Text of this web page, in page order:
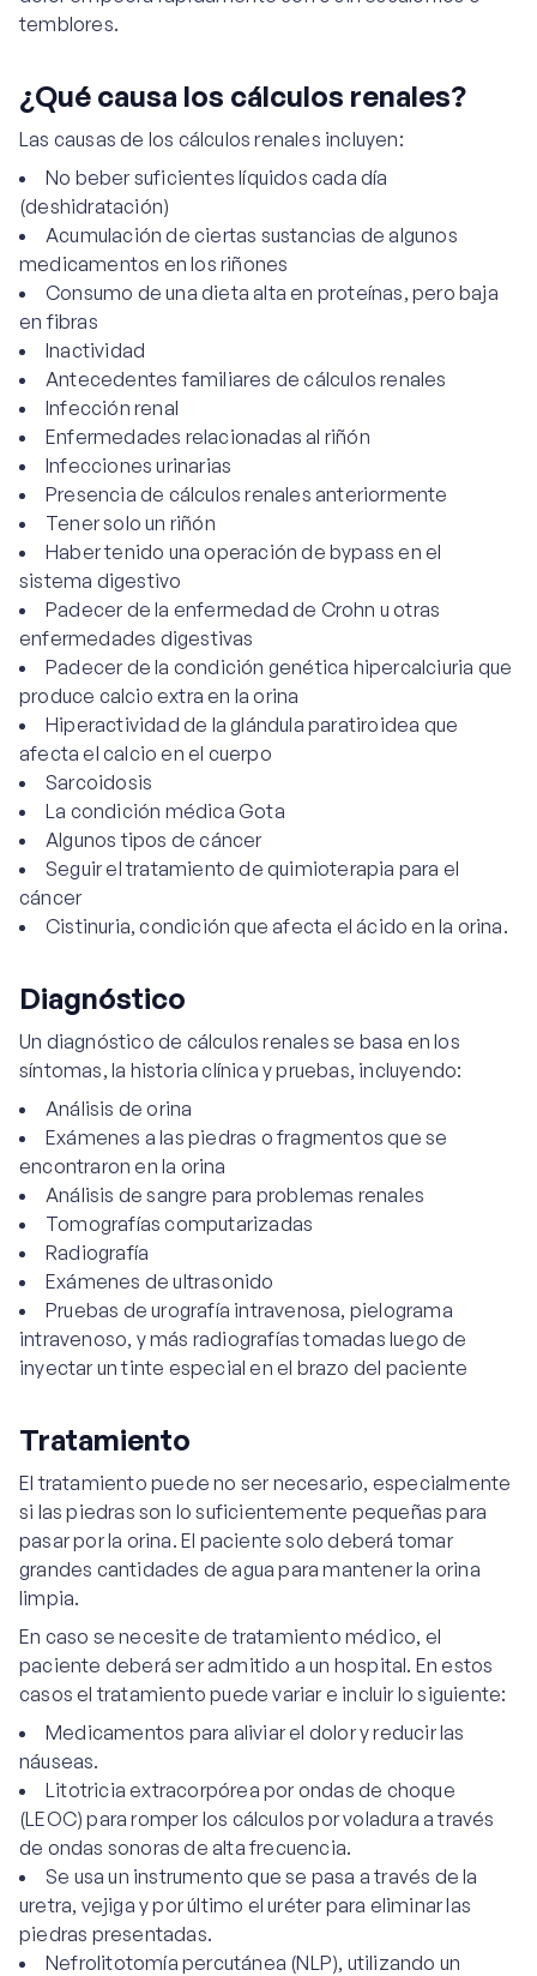
temblores.
¿Qué causa los cálculos renales?
Las causas de los cálculos renales incluyen:
No beber suficientes líquidos cada día
(deshidratación)
Acumulación de ciertas sustancias de algunos
medicamentos en los riñones
Consumo de una dieta alta en proteínas, pero baja
en fibras
Inactividad
Antecedentes familiares de cálculos renales
Infección renal
Enfermedades relacionadas al riñón
Infecciones urinarias
Presencia de cálculos renales anteriormente
Tener solo un riñón
Haber tenido una operación de bypass en el
sistema digestivo
Padecer de la enfermedad de Crohn u otras
enfermedades digestivas
Padecer de la condición genética hipercalciuria que
produce calcio extra en la orina
Hiperactividad de la glándula paratiroidea que
afecta el calcio en el cuerpo
Sarcoidosis
La condición médica Gota
Algunos tipos de cáncer
Seguir el tratamiento de quimioterapia para el
cáncer
Cistinuria, condición que afecta el ácido en la orina.
Diagnóstico
Un diagnóstico de cálculos renales se basa en los
síntomas, la historia clínica y pruebas, incluyendo:
Análisis de orina
Exámenes a las piedras o fragmentos que se
encontraron en la orina
Análisis de sangre para problemas renales
Tomografías computarizadas
Radiografía
Exámenes de ultrasonido
Pruebas de urografía intravenosa, pielograma
intravenoso, y más radiografías tomadas luego de
inyectar un tinte especial en el brazo del paciente
Tratamiento
El tratamiento puede no ser necesario, especialmente
si las piedras son lo suficientemente pequeñas para
pasar por la orina. El paciente solo deberá tomar
grandes cantidades de agua para mantener la orina
limpia.
En caso se necesite de tratamiento médico, el
paciente deberá ser admitido a un hospital. En estos
casos el tratamiento puede variar e incluir lo siguiente:
Medicamentos para aliviar el dolor y reducir las
náuseas.
Litotricia extracorpórea por ondas de choque
(LEOC) para romper los cálculos por voladura a través
de ondas sonoras de alta frecuencia.
Se usa un instrumento que se pasa a través de la
uretra, vejiga y por último el uréter para eliminar las
piedras presentadas.
Nefrolitotomía percutánea (NLP), utilizando un